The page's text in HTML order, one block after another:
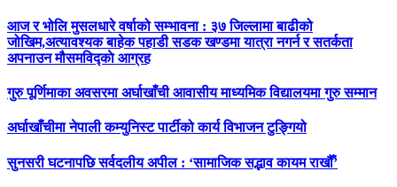
आज र भोलि मुसलधारे वर्षाको सम्भावना : ३७ जिल्लामा बाढीको
जोखिम,अत्यावश्यक बाहेक पहाडी सडक खण्डमा यात्रा नगर्न र सतर्कता
अपनाउन मौसमविद्काे आग्रह
गुरु पूर्णिमाका अवसरमा अर्घाखाँची आवासीय माध्यमिक विद्यालयमा गुरु सम्मान
अर्घाखाँचीमा नेपाली कम्युनिस्ट पार्टीको कार्य विभाजन टुङ्गियो
सुनसरी घटनापछि सर्वदलीय अपील : ‘सामाजिक सद्भाव कायम राखौँ’